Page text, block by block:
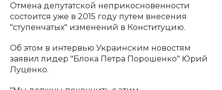
Отмена депутатской неприкосновенности
состоится уже в 2015 году путем внесения
"ступенчатых" изменений в Конституцию.
Об этом в интервью Украинским новостям
заявил лидер "Блока Петра Порошенко" Юрий
Луценко.